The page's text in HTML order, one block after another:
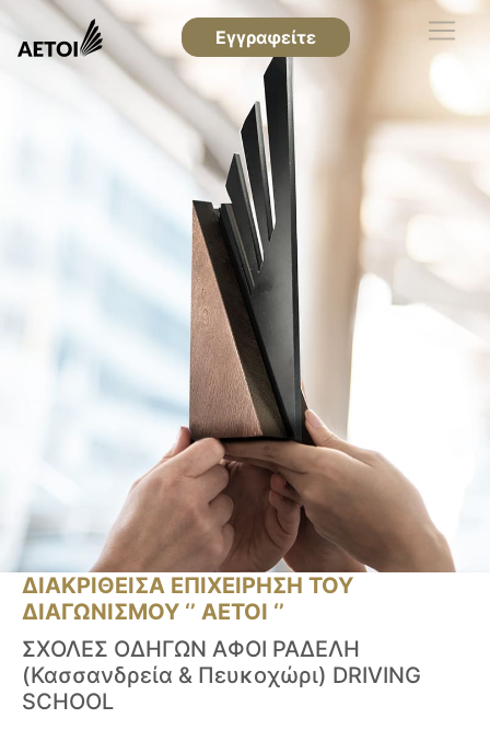
Εγγραφείτε
ΔΙΑΚΡΙΘΕΙΣΑ ΕΠΙΧΕΙΡΗΣΗ ΤΟΥ
ΔΙΑΓΩΝΙΣΜΟΥ ‘’ ΑΕΤΟΙ ‘’
ΣΧΟΛΕΣ ΟΔΗΓΩΝ ΑΦΟΙ ΡΑΔΕΛΗ
(Κασσανδρεία & Πευκοχώρι) DRIVING
SCHOOL